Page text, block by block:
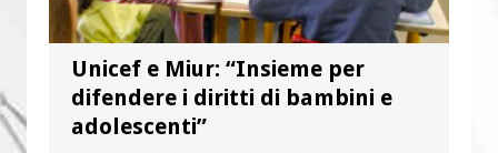
Unicef e Miur: “Insieme per
difendere i diritti di bambini e
adolescenti”